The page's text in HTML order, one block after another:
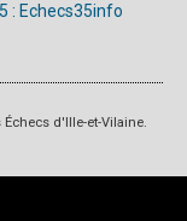
: Echecs35info
d'Ille-et-Vilaine.